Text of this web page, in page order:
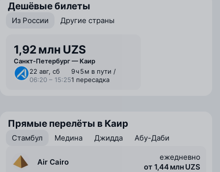
Дешёвые билеты
Из России Другие страны
1,92 млн UZS
Санкт-Петербург — Каир
22 авг, сб
06:20 – 15:25
9 ⁠ч 5 ⁠м в пути /
1 пересадка
Прямые перелёты в Каир
Стамбул Медина Джидда Абу-Даби
Air Cairo
ежедневно
от 1,44 млн UZS